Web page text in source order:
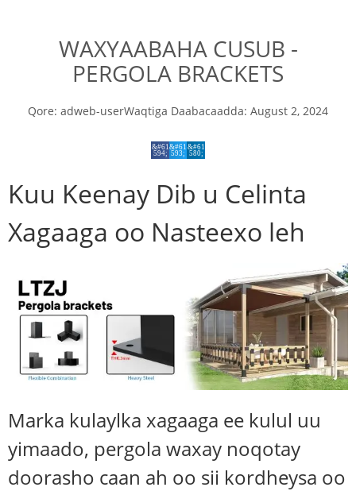
WAXYAABAHA CUSUB -
PERGOLA BRACKETS
Qore: adweb-userWaqtiga Daabacaadda: August 2, 2024
Kuu Keenay Dib u Celinta
Xagaaga oo Nasteexo leh
Marka kulaylka xagaaga ee kulul uu
yimaado, pergola waxay noqotay
doorasho caan ah oo sii kordheysa oo